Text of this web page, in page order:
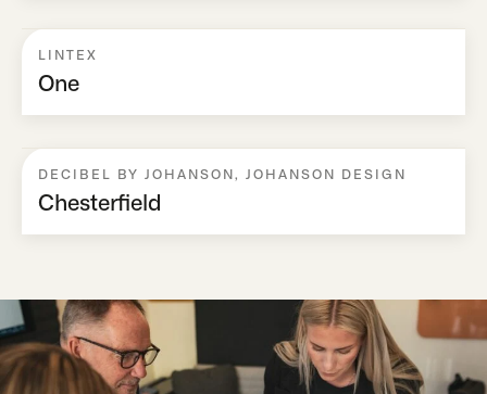
LINTEX
One
DECIBEL BY JOHANSON , JOHANSON DESIGN
Chesterfield